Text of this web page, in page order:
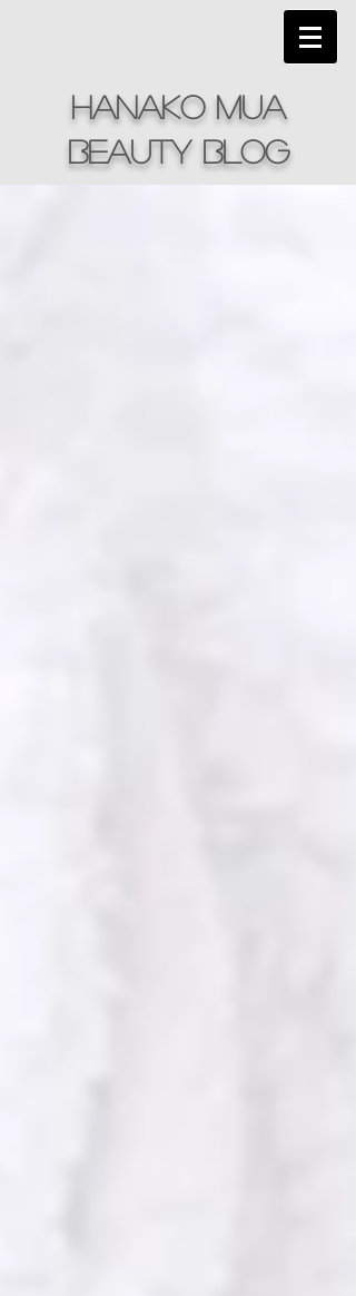
hanako mua
beauty Blog